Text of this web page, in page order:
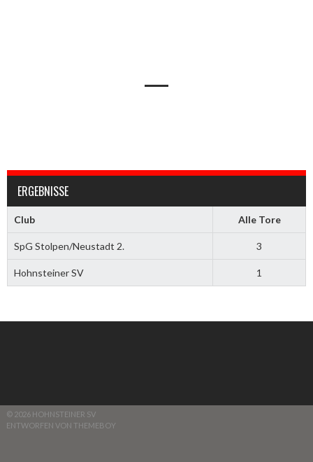
—
ERGEBNISSE
Club Alle Tore
SpG Stolpen/Neustadt 2. 3
Hohnsteiner SV 1
© 2026 HOHNSTEINER SV
ENTWORFEN VON THEMEBOY